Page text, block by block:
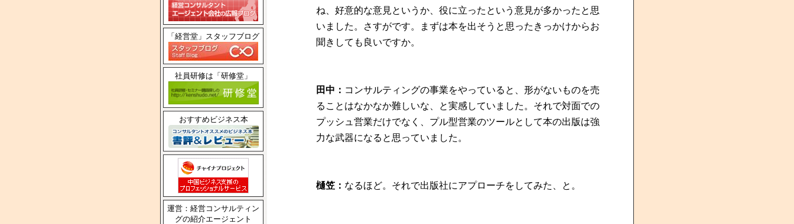
「経営堂」スタッフブログ
社員研修は「研修堂」
おすすめビジネス本
運営：経営コンサルティン
グの紹介エージェント
ね、好意的な意見というか、役に立ったという意見が多かったと思
いました。さすがです。まずは本を出そうと思ったきっかけからお
聞きしても良いですか。
田中： コンサルティングの事業をやっていると、形がないものを売
ることはなかなか難しいな、と実感していました。 それで対面での
プッシュ営業だけでなく、プル型営業のツールとして本の出版は強
力な武器になると思っていました。
樋笠： なるほど。それで出版社にアプローチをしてみた、と。